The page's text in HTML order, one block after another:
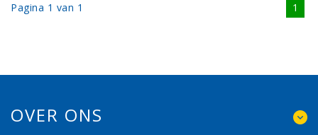
Pagina 1 van 1 1
OVER ONS